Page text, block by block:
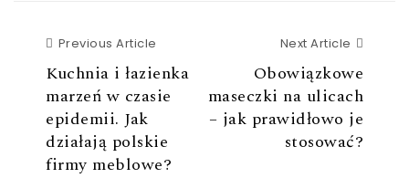
Previous Article
Kuchnia i łazienka
marzeń w czasie
epidemii. Jak
działają polskie
firmy meblowe?
Next Article
Obowiązkowe
maseczki na ulicach
– jak prawidłowo je
stosować?